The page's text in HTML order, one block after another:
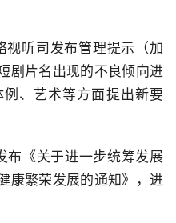
听司发布管理提示（加
剧片名出现的不良倾向进
、艺术等方面提出新要
布《关于进一步统筹发展
康繁荣发展的通知》，进